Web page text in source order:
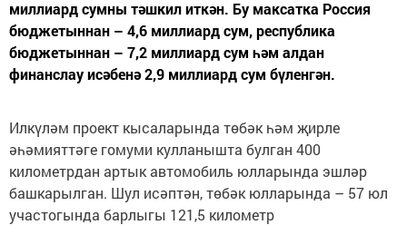
миллиард сумны тәшкил иткән. Бу максатка Россия
бюджетыннан – 4,6 миллиард сум, республика
бюджетыннан – 7,2 миллиард сум һәм алдан
финанслау исәбенә 2,9 миллиард сум бүленгән.
Илкүләм проект кысаларында төбәк һәм җирле
әһәмияттәге гомуми кулланышта булган 400
километрдан артык автомобиль юлларында эшләр
башкарылган. Шул исәптән, төбәк юлларында – 57 юл
участогында барлыгы 121,5 километр